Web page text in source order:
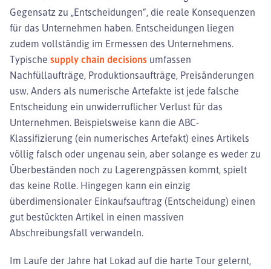
Gegensatz zu „Entscheidungen“, die reale Konsequenzen
für das Unternehmen haben. Entscheidungen liegen
zudem vollständig im Ermessen des Unternehmens.
Typische supply chain decisions umfassen
Nachfüllaufträge, Produktionsaufträge, Preisänderungen
usw. Anders als numerische Artefakte ist jede falsche
Entscheidung ein unwiderruflicher Verlust für das
Unternehmen. Beispielsweise kann die ABC-
Klassifizierung (ein numerisches Artefakt) eines Artikels
völlig falsch oder ungenau sein, aber solange es weder zu
Überbeständen noch zu Lagerengpässen kommt, spielt
das keine Rolle. Hingegen kann ein einzig
überdimensionaler Einkaufsauftrag (Entscheidung) einen
gut bestückten Artikel in einen massiven
Abschreibungsfall verwandeln.
Im Laufe der Jahre hat Lokad auf die harte Tour gelernt,